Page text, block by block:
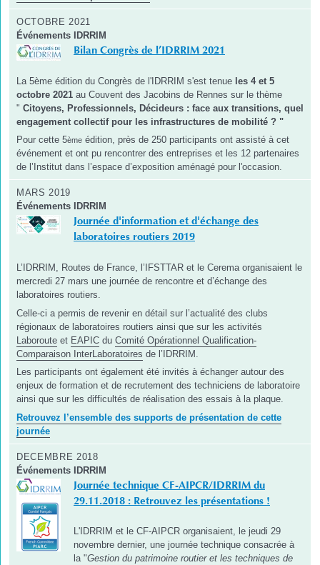
OCTOBRE 2021
Événements IDRRIM
Bilan Congrès de l’IDRRIM 2021
La 5ème édition du Congrès de l'IDRRIM s'est tenue les 4 et 5
octobre 2021 au Couvent des Jacobins de Rennes sur le thème
" Citoyens, Professionnels, Décideurs : face aux transitions, quel
engagement collectif pour les infrastructures de mobilité ? "
Pour cette 5ème édition, près de 250 participants ont assisté à cet
événement et ont pu rencontrer des entreprises et les 12 partenaires
de l’Institut dans l’espace d’exposition aménagé pour l'occasion.
MARS 2019
Événements IDRRIM
Journée d'information et d'échange des
laboratoires routiers 2019
L’IDRRIM, Routes de France, l’IFSTTAR et le Cerema organisaient le
mercredi 27 mars une journée de rencontre et d’échange des
laboratoires routiers.
Celle-ci a permis de revenir en détail sur l’actualité des clubs
régionaux de laboratoires routiers ainsi que sur les activités
Laboroute et EAPIC du Comité Opérationnel Qualification-
Comparaison InterLaboratoires de l’IDRRIM.
Les participants ont également été invités à échanger autour des
enjeux de formation et de recrutement des techniciens de laboratoire
ainsi que sur les difficultés de réalisation des essais à la plaque.
Retrouvez l’ensemble des supports de présentation de cette
journée
DECEMBRE 2018
Événements IDRRIM
Journée technique CF-AIPCR/IDRRIM du
29.11.2018 : Retrouvez les présentations !
L'IDRRIM et le CF-AIPCR organisaient, le jeudi 29
novembre dernier, une journée technique consacrée à
la "Gestion du patrimoine routier et les techniques de